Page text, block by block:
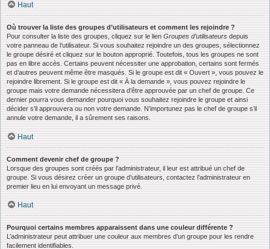
Haut
Où trouver la liste des groupes d’utilisateurs et comment les rejoindre ?
Pour consulter la liste des groupes, cliquez sur le lien Groupes d’utilisateurs depuis
votre panneau de l’utilisateur. Si vous souhaitez rejoindre un des groupes, sélectionnez
le groupe désiré et cliquez sur le bouton approprié. Toutefois, tous les groupes ne sont
pas en libre accès. Certains peuvent nécessiter une approbation, certains sont fermés
et d’autres peuvent même être masqués. Si le groupe est dit « Ouvert », vous pouvez le
rejoindre librement. Si le groupe est dit « À la demande », vous pouvez rejoindre le
groupe mais votre demande nécessitera d’être approuvée par un chef de groupe. Ce
dernier pourra vous demander pourquoi vous souhaitez rejoindre le groupe et ainsi
décider s’il approuvera ou non votre demande. N’importunez pas le chef de groupe s’il
annule votre demande, il a sûrement ses raisons.
Haut
Comment devenir chef de groupe ?
Lorsque des groupes sont créés par l’administrateur, il leur est attribué un chef de
groupe. Si vous désirez créer un groupe d’utilisateurs, contactez l’administrateur en
premier lieu en lui envoyant un message privé.
Haut
Pourquoi certains membres apparaissent dans une couleur différente ?
L’administrateur peut attribuer une couleur aux membres d’un groupe pour les rendre
facilement identifiables.